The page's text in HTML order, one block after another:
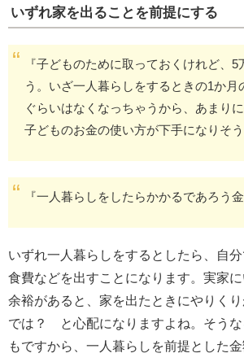
いずれ家を出ることを前提にする
『子どものために取っておくけれど、5
う。いざ一人暮らしをするときの1か月
ぐらいはなくなっちゃうから、あまりに
子どものお金の使い方が下手になりそう
『一人暮らしをしたらかかるであろう金
いずれ一人暮らしをするとしたら、自分
食費などを出すことになります。実家
余裕があると、家を出たときにやりく
では？ と心配になりますよね。そう
もですから、一人暮らしを前提とした